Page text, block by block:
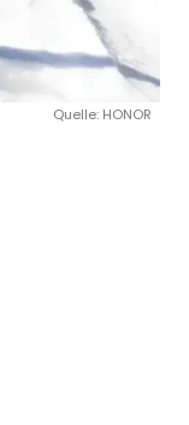
Quelle: HONOR